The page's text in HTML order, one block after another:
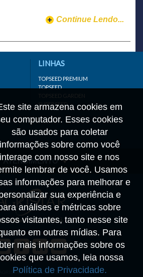
Continue Lendo...
site armazena cookies em
computador. Esses cookies
são usados para coletar
informações sobre como você
interage com nosso site e nos
lembrar de você. Usamos
informações para melhorar e
sua experiência e
análises e métricas sobre
visitantes, tanto nesse site
em outras mídias. Para
mais informações sobre os
que usamos, leia nossa
Política de Privacidade.
LINHAS
TOPSEED PREMIUM
TOPSEED
TOPSEED GARDEN
SUPERSEED
ATENDIMENTO
AGRISTAR DO BRASIL LTDA